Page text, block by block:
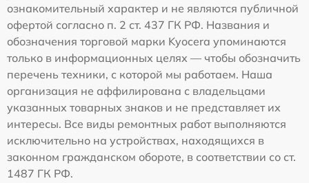
ознакомительный характер и не являются публичной
офертой согласно п. 2 ст. 437 ГК РФ. Названия и
обозначения торговой марки Kyocera упоминаются
только в информационных целях — чтобы обозначить
перечень техники, с которой мы работаем. Наша
организация не аффилирована с владельцами
указанных товарных знаков и не представляет их
интересы. Все виды ремонтных работ выполняются
исключительно на устройствах, находящихся в
законном гражданском обороте, в соответствии со ст.
1487 ГК РФ.